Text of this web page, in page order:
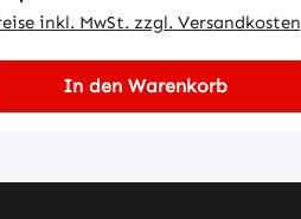
inkl. MwSt. zzgl. Versandkosten
In den Warenkorb